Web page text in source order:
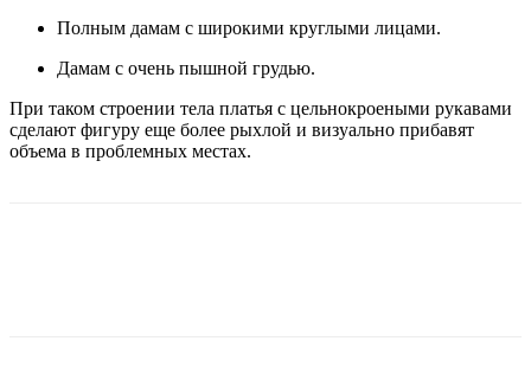
Полным дамам с широкими круглыми лицами.
Дамам с очень пышной грудью.
При таком строении тела платья с цельнокроеными рукавами
сделают фигуру еще более рыхлой и визуально прибавят
объема в проблемных местах.